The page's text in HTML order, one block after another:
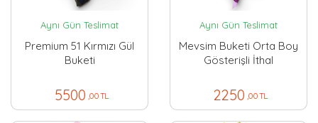
Aynı Gün Teslimat
Premium 51 Kırmızı Gül
Buketi
5500 ,00 TL
Aynı Gün Teslimat
Mevsim Buketi Orta Boy
Gösterişli İthal
2250 ,00 TL